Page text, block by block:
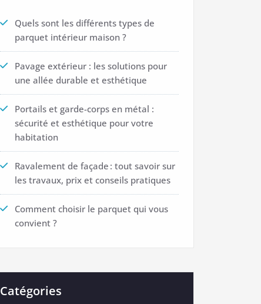
Quels sont les différents types de
parquet intérieur maison ?
Pavage extérieur : les solutions pour
une allée durable et esthétique
Portails et garde-corps en métal :
sécurité et esthétique pour votre
habitation
Ravalement de façade : tout savoir sur
les travaux, prix et conseils pratiques
Comment choisir le parquet qui vous
convient ?
Catégories